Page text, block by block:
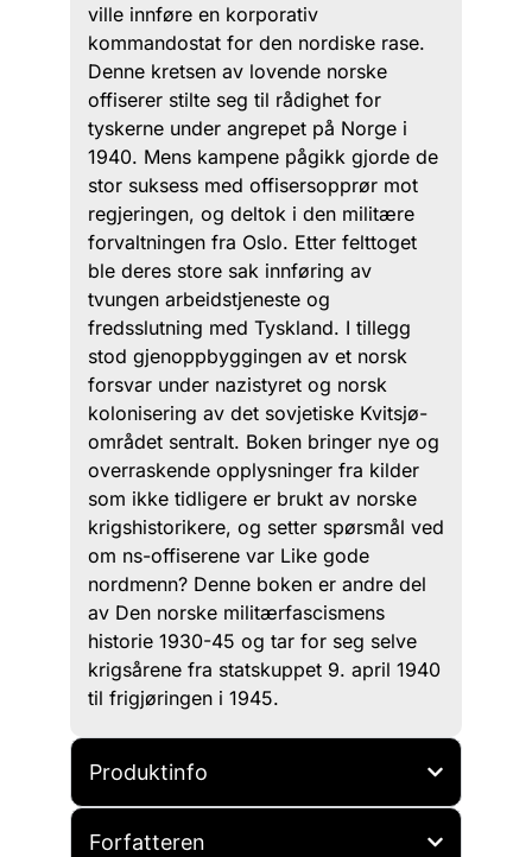
ville innføre en korporativ
kommandostat for den nordiske rase.
Denne kretsen av lovende norske
offiserer stilte seg til rådighet for
tyskerne under angrepet på Norge i
1940. Mens kampene pågikk gjorde de
stor suksess med offisersopprør mot
regjeringen, og deltok i den militære
forvaltningen fra Oslo. Etter felttoget
ble deres store sak innføring av
tvungen arbeidstjeneste og
fredsslutning med Tyskland. I tillegg
stod gjenoppbyggingen av et norsk
forsvar under nazistyret og norsk
kolonisering av det sovjetiske Kvitsjø-
området sentralt. Boken bringer nye og
overraskende opplysninger fra kilder
som ikke tidligere er brukt av norske
krigshistorikere, og setter spørsmål ved
om ns-offiserene var Like gode
nordmenn? Denne boken er andre del
av Den norske militærfascismens
historie 1930-45 og tar for seg selve
krigsårene fra statskuppet 9. april 1940
til frigjøringen i 1945.
Produktinfo
Forfatteren